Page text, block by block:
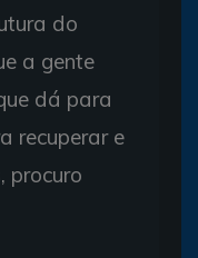
do
a gente
dá para
recuperar e
procuro